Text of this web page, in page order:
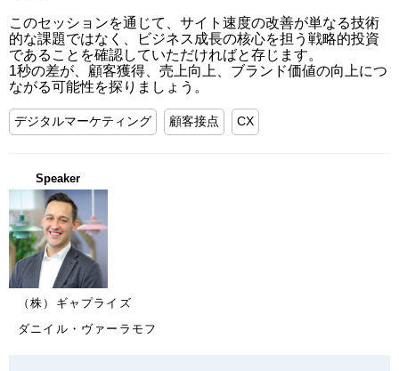
このセッションを通じて、サイト速度の改善が単なる技術
的な課題ではなく、ビジネス成長の核心を担う戦略的投資
であることを確認していただければと存じます。
1秒の差が、顧客獲得、売上向上、ブランド価値の向上につ
ながる可能性を探りましょう。
デジタルマーケティング 顧客接点 CX
Speaker
（株）ギャプライズ
ダニイル・ヴァーラモフ